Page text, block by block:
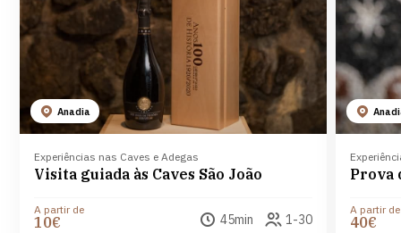
Anadia
Experiências nas Caves e Adegas
Visita guiada às Caves São João
A partir de
10€ 45min 1-30
A partir de
40€